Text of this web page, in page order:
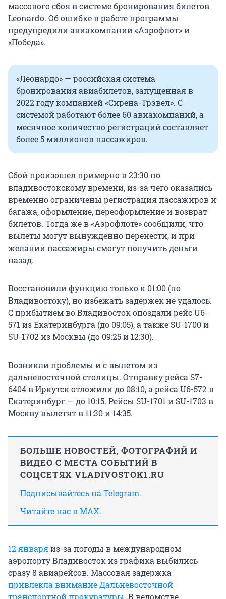
массового сбоя в системе бронирования билетов
Leonardo. Об ошибке в работе программы
предупредили авиакомпании «Аэрофлот» и
«Победа».
«Леонардо» — российская система
бронирования авиабилетов, запущенная в
2022 году компанией «Сирена-Трэвел». С
системой работают более 60 авиакомпаний, а
месячное количество регистраций составляет
более 5 миллионов пассажиров.
Сбой произошел примерно в 23:30 по
владивостокскому времени, из-за чего оказались
временно ограничены регистрация пассажиров и
багажа, оформление, переоформление и возврат
билетов. Тогда же в «Аэрофлоте» сообщили, что
вылеты могут вынужденно перенести, и при
желании пассажиры смогут получить деньги
назад.
Восстановили функцию только к 01:00 (по
Владивостоку), но избежать задержек не удалось.
С прибытием во Владивосток опоздали рейс U6-
571 из Екатеринбурга (до 09:05), а также SU-1700 и
SU-1702 из Москвы (до 09:25 и 12:30).
Возникли проблемы и с вылетом из
дальневосточной столицы. Отправку рейса S7-
6404 в Иркутск отложили до 08:10, а рейса U6-572 в
Екатеринбург — до 10:15. Рейсы SU-1701 и SU-1703 в
Москву вылетят в 11:30 и 14:35.
БОЛЬШЕ НОВОСТЕЙ, ФОТОГРАФИЙ И
ВИДЕО С МЕСТА СОБЫТИЙ В
СОЦСЕТЯХ VLADIVOSTOK1.RU
Подписывайтесь на Telegram.
Читайте нас в MAX.
12 январяиз-за погоды в международном
аэропорту Владивосток из графика выбились
сразу 8 авиарейсов. Массовая задержка
привлекла внимание Дальневосточной
транспортной прокуратуры. В ведомстве